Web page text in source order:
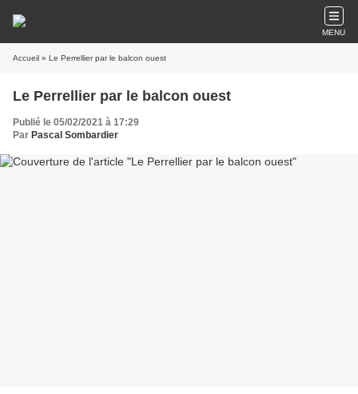
MENU
Accueil » Le Perrellier par le balcon ouest
Le Perrellier par le balcon ouest
Publié le 05/02/2021 à 17:29
Par Pascal Sombardier